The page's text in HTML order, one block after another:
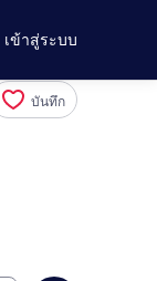
เข้าสู่ระบบ
บันทึก